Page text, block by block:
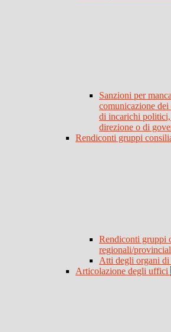
Sanzioni per
comunicazione
di incarichi
direzione o di
Rendiconti gruppi
Rendiconti gruppi
regionali/
Atti degli organi
Articolazione degli uffici